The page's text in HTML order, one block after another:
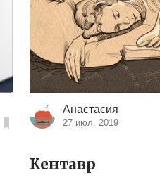
Анастасия
27 июл. 2019
Кентавр